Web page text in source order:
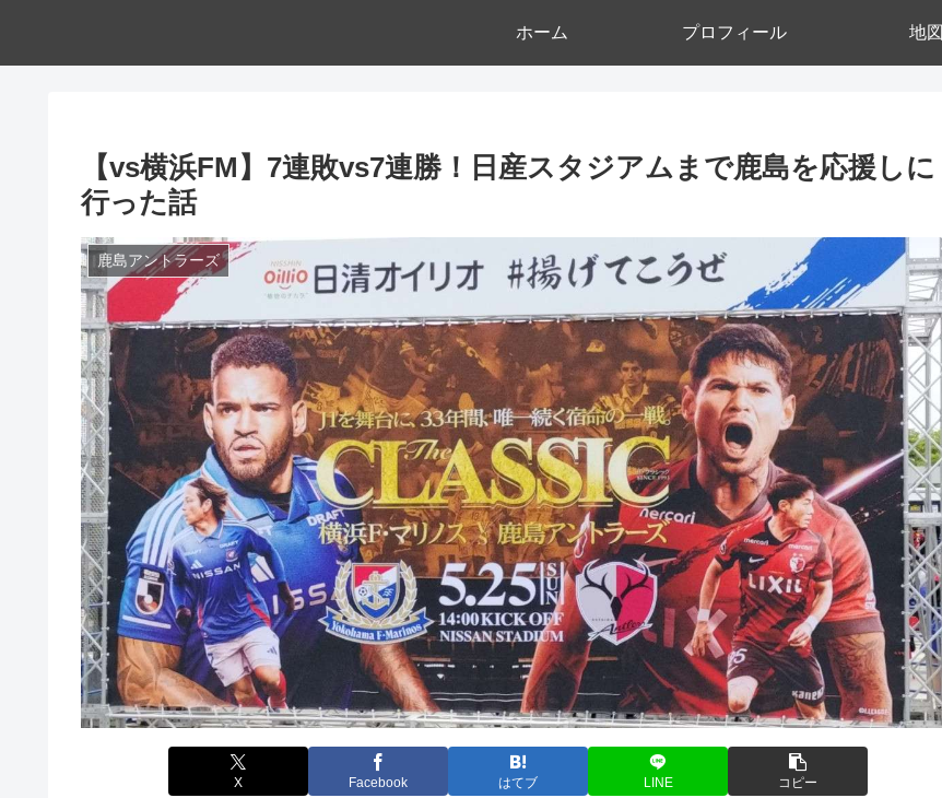
ホーム プロフィール 地図
【vs横浜FM】7連敗vs7連勝！日産スタジアムまで鹿島を応援しに
行った話
鹿島アントラーズ
X Facebook はてブ LINE コピー